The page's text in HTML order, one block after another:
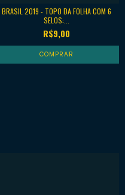
BRASIL 2019 - TOPO DA FOLHA COM 6
SELOS:...
R$9,00